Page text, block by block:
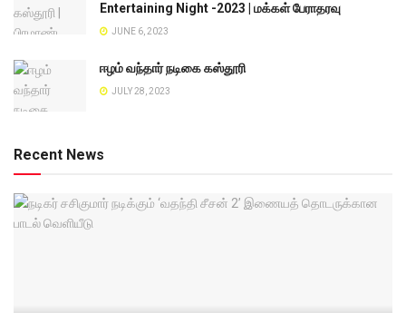
Entertaining Night -2023 | மக்கள் பேராதரவு
JUNE 6, 2023
ஈழம் வந்தார் நடிகை கஸ்தூரி
JULY 28, 2023
Recent News